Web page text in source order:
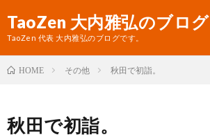
TaoZen 大内雅弘のブログ
TaoZen 代表 大内雅弘のブログです。
HOME その他 秋田で初詣。
秋田で初詣。